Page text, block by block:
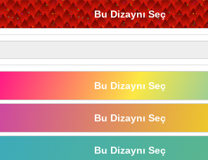
Bu Dizaynı Seç
Bu Dizaynı Seç
Bu Dizaynı Seç
Bu Dizaynı Seç